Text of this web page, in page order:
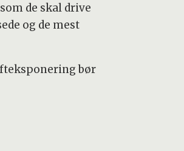
de skal drive
og de mest
bør